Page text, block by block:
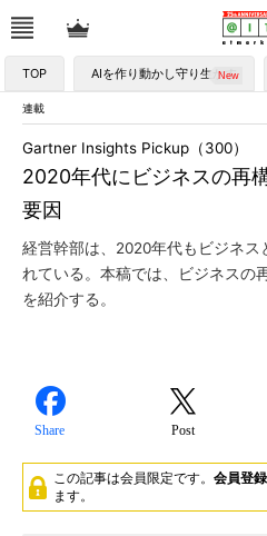
TOP AIを作り動かし守り生かす
連載
2020年代にビジネスの再
要因
Gartner Insights Pickup（300）
経営幹部は、2020年代もビジネス
れている。本稿では、ビジネスの
を紹介する。
Share Post
この記事は会員限定です。 会員登録
ます。